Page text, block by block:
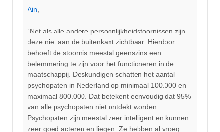
Ain
“Net als alle andere persoonlijkheidstoornissen zijn
deze niet aan de buitenkant zichtbaar. Hierdoor
behoeft de stoornis meestal geenszins een
belemmering te zijn voor het functioneren in de
maatschappij. Deskundigen schatten het aantal
psychopaten in Nederland op minimaal 100.000 en
maximaal 800.000. Dat betekent eenvoudig dat 95%
van alle psychopaten niet ontdekt worden.
Psychopaten zijn meestal zeer intelligent en kunnen
zeer goed acteren en liegen. Ze hebben al vroeg